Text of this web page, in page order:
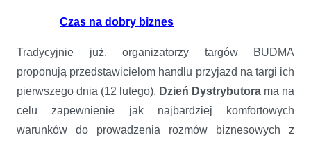
Czas na dobry biznes
Tradycyjnie już, organizatorzy targów BUDMA
proponują przedstawicielom handlu przyjazd na targi ich
pierwszego dnia (12 lutego). Dzień Dystrybutora ma na
celu zapewnienie jak najbardziej komfortowych
warunków do prowadzenia rozmów biznesowych z